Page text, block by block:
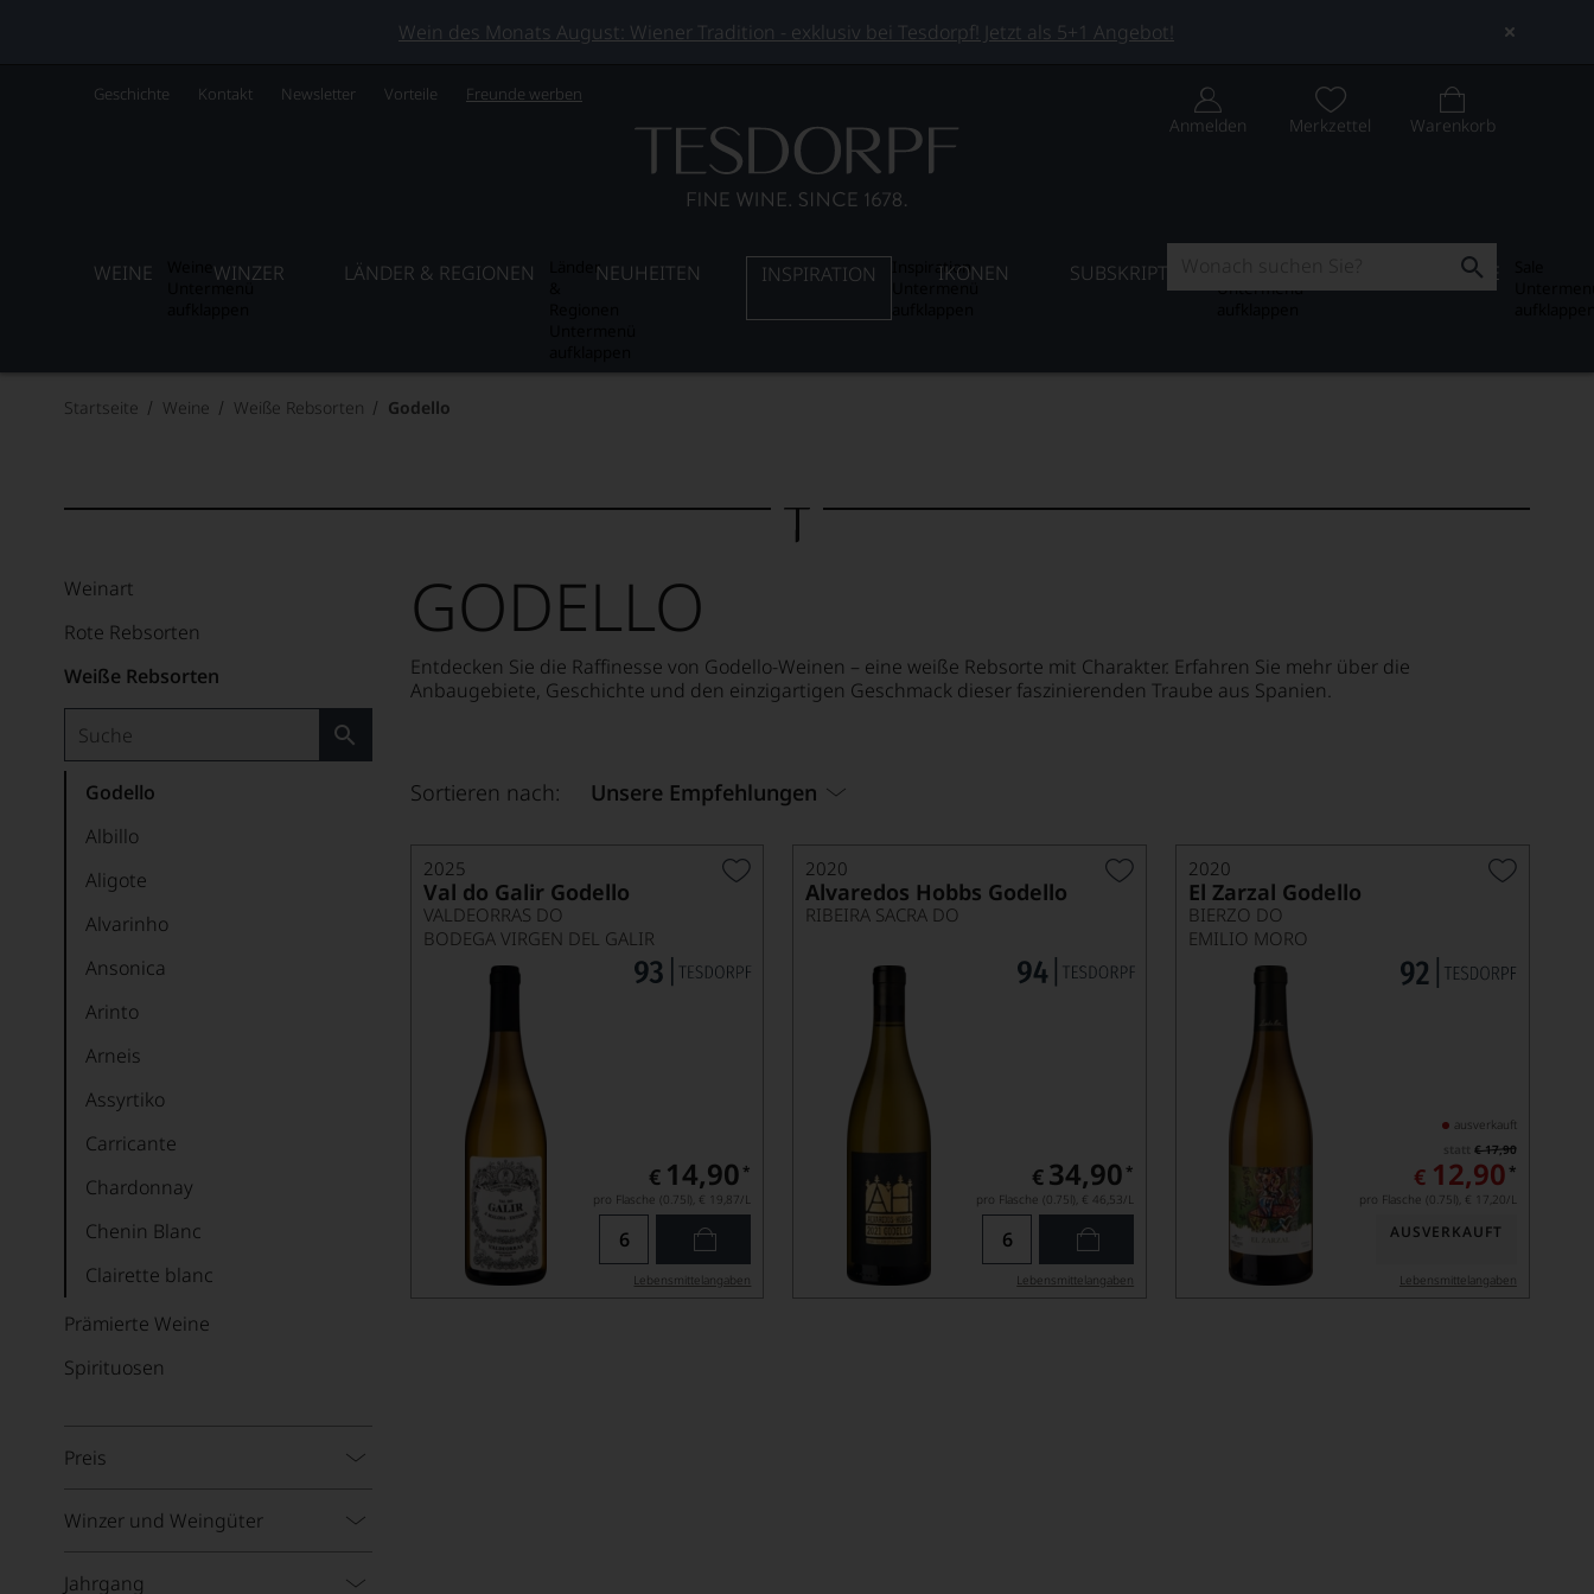
Wein des Monats August: Wiener Tradition - exklusiv bei Tesdorpf! Jetzt als 5+1 Angebot!
Geschichte Kontakt Newsletter Vorteile Freunde werben
Anmelden Merkzettel Warenkorb
WEINE WINZER LÄNDER & REGIONEN
LänderNEUHEITEN INSPIRATION
InspirationIKONEN SUBSKRIPTION
Untermenü
SALE
Startseite Weine Weiße Rebsorten Godello
Weinart
Rote Rebsorten
Weiße Rebsorten
Godello
Albillo
Aligote
Alvarinho
Ansonica
Arinto
Arneis
Assyrtiko
Carricante
Chardonnay
Chenin Blanc
Clairette blanc
Cortese
Encruzado
Furmint
Garnacha Blanca
Gelber Muskat
Prämierte Weine
Spirituosen
Preis
Winzer und Weingüter
Jahrgang
GODELLO
Entdecken Sie die Raffinesse von Godello-Weinen – eine weiße Rebsorte mit Charakter. Erfahren Sie mehr über die
Anbaugebiete, Geschichte und den einzigartigen Geschmack dieser faszinierenden Traube aus Spanien.
Sortieren nach: Unsere Empfehlungen
2025
Val do Galir Godello
VALDEORRAS DO
BODEGA VIRGEN DEL GALIR
€ 14,90 *
pro Flasche (0.75l), € 19,87/L
Lebensmittel­angaben
2020
Alvaredos Hobbs Godello
RIBEIRA SACRA DO
€ 34,90 *
pro Flasche (0.75l), € 46,53/L
Lebensmittel­angaben
2020
El Zarzal Godello
BIERZO DO
EMILIO MORO
ausverkauft
€ 17,90
€ 12,90 *
pro Flasche (0.75l), € 17,20/L
AUSVERKAUFT
Lebensmittel­angaben